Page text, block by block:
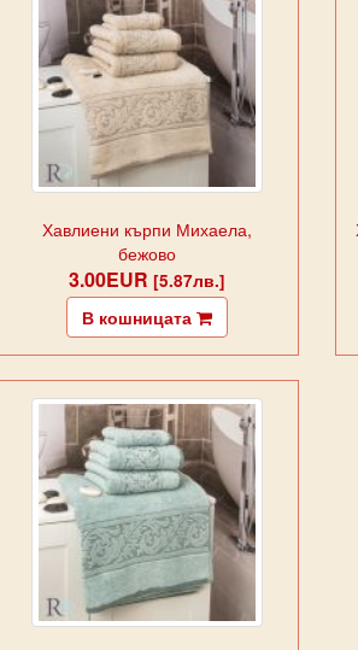
Хавлиени кърпи Михаела,
бежово
3.00EUR[5.87лв.]
В кошницата